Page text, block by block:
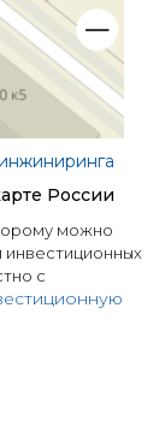
России
можно
с